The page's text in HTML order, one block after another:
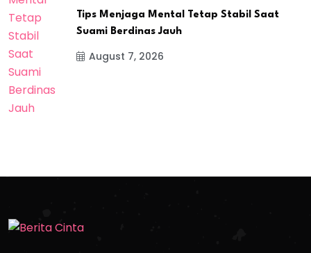
Tips Menjaga Mental Tetap Stabil Saat
Suami Berdinas Jauh
August 7, 2026